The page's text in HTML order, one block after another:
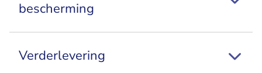
bescherming
Verderlevering